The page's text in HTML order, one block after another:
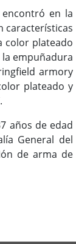
en la
características
color plateado
empuñadura
armory
plateado y
años de edad
General del
de arma de